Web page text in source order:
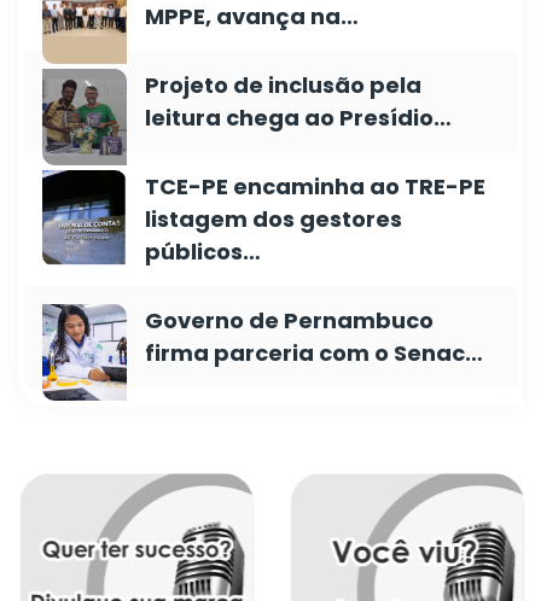
MPPE, avança na…
Projeto de inclusão pela
leitura chega ao Presídio…
TCE-PE encaminha ao TRE-PE
listagem dos gestores
públicos…
Governo de Pernambuco
firma parceria com o Senac…